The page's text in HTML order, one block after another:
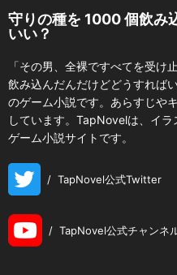
守りの種を 1000 個飲み
いい？
「その男、全裸ですべてを受
飲み込んだんだけどどうすれば
のゲーム小説です。あらすじや
しています。TapNovelは、イ
ゲーム小説サイトです。
/ TapNovel公式Twitter
/ TapNovel公式チャンネ